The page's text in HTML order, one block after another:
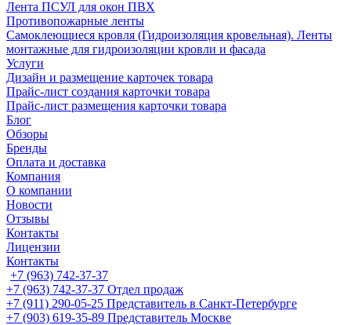
Лента ПСУЛ для окон ПВХ
Противопожарные ленты
Самоклеющиеся кровля (Гидроизоляция кровельная). Ленты
монтажные для гидроизоляции кровли и фасада
Услуги
Дизайн и размещение карточек товара
Прайс-лист создания карточки товара
Прайс-лист размещения карточки товара
Блог
Обзоры
Бренды
Оплата и доставка
Компания
О компании
Новости
Отзывы
Контакты
Лицензии
Контакты
+7 (963) 742-37-37
+7 (963) 742-37-37 Отдел продаж
+7 (911) 290-05-25 Представитель в Санкт-Петербурге
+7 (903) 619-35-89 Представитель Москве